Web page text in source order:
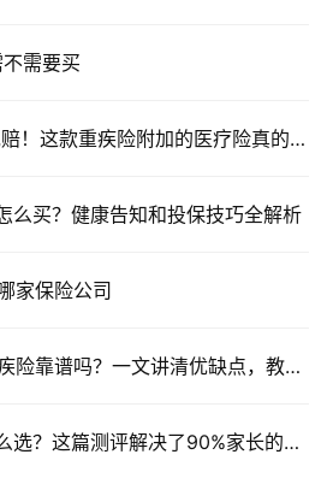
需要买
款重疾险附加的医疗险真的这么香？
么买？健康告知和投保技巧全解析
家保险公司
谱吗？一文讲清优缺点，教你避坑选购！
这篇测评解决了90%家长的投保焦虑